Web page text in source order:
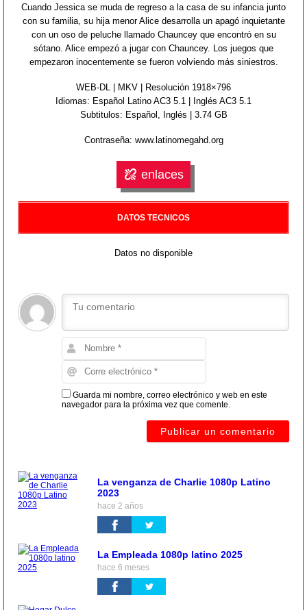
Cuando Jessica se muda de regreso a la casa de su infancia junto
con su familia, su hija menor Alice desarrolla un apagó inquietante
con un oso de peluche llamado Chauncey que encontró en su
sótano. Alice empezó a jugar con Chauncey. Los juegos que
empezaron inocentemente se fueron volviendo más siniestros.
WEB-DL | MKV | Resolución 1918×796
Idiomas: Español Latino AC3 5.1 | Inglés AC3 5.1
Subtitulos: Español,
Inglés | 3.74 GB
Contraseña: www.latinomegahd.org
enlaces
DATOS TECNICOS
Datos no disponible
Guarda mi nombre, correo electrónico y web en este
navegador para la próxima vez que comente.
La venganza de Charlie 1080p Latino
2023
hace 2 años
La Empleada 1080p latino 2025
hace 6 meses